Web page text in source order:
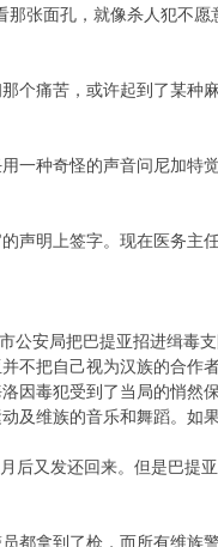
张面孔，就像杀人犯不愿
个痛苦，或许起到了某种
一种奇怪的声音问尼加特
声明上签字。现在医务主
公安局把巴提亚招进缉毒
不把自己视为汉族的合作
因毒犯受到了当局的悄然
及维族的音乐和舞蹈。如
又发还回来。但是巴提
都拿到了枪，而所有维族